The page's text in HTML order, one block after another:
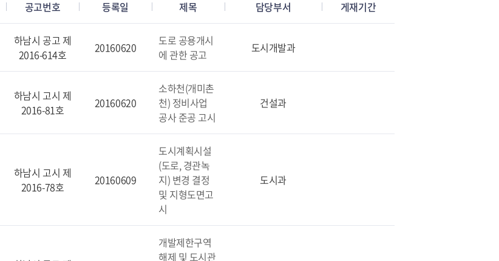
공고번호 등록일 제목 담당부서 게재기간
하남시 공고 제
2016-614호
20160620
도로 공용개시
에 관한 공고
도시개발과
하남시 고시 제
2016-81호
20160620
소하천(개미촌
천) 정비사업
공사 준공 고시
건설과
하남시 고시 제
2016-78호
20160609
도시계획시설
(도로, 경관녹
지) 변경 결정
및 지형도면고
시
도시과
개발제한구역
해제 및 도시관